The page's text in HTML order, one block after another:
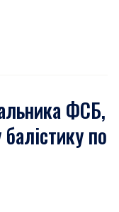
ФСБ,
по